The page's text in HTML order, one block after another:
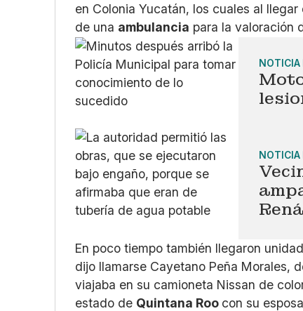
en Colonia Yucatán, los cuales al
de una ambulancia para la valoración
NOTICIA
NOTICIA
En poco tiempo también llegaron
dijo llamarse Cayetano Peña Morales,
viajaba en su camioneta Nissan de
estado de Quintana Roo con su